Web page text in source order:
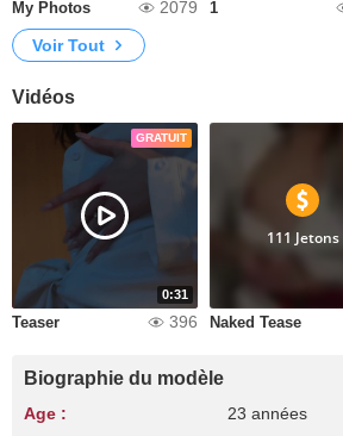
My Photos 2079 1
Voir Tout
Vidéos
GRATUIT
0:31
Teaser 396
111 Jetons
Naked Tease
Biographie du modèle
Age : 23 années